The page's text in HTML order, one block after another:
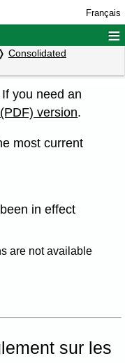
Français
≡
Consolidated
If you need an
version.
most current
in effect
are not available
sur les